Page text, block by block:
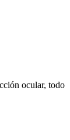
ocular, todo